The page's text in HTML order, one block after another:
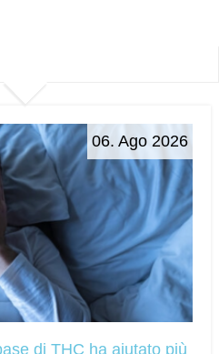
06. Ago 2026
di THC ha aiutato più